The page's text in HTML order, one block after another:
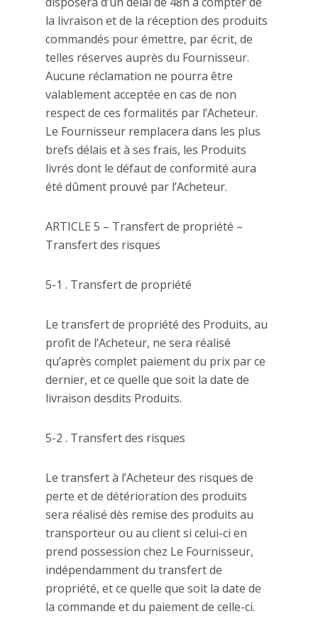
la livraison et de la réception des produits
commandés pour émettre, par écrit, de
telles réserves auprès du Fournisseur.
Aucune réclamation ne pourra être
valablement acceptée en cas de non
respect de ces formalités par l’Acheteur.
Le Fournisseur remplacera dans les plus
brefs délais et à ses frais, les Produits
livrés dont le défaut de conformité aura
été dûment prouvé par l’Acheteur.
ARTICLE 5 – Transfert de propriété –
Transfert des risques
5-1 . Transfert de propriété
Le transfert de propriété des Produits, au
profit de l’Acheteur, ne sera réalisé
qu’après complet paiement du prix par ce
dernier, et ce quelle que soit la date de
livraison desdits Produits.
5-2 . Transfert des risques
Le transfert à l’Acheteur des risques de
perte et de détérioration des produits
sera réalisé dès remise des produits au
transporteur ou au client si celui-ci en
prend possession chez Le Fournisseur,
indépendamment du transfert de
propriété, et ce quelle que soit la date de
la commande et du paiement de celle-ci.